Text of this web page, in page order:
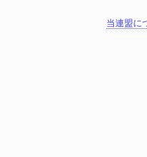
当連盟に